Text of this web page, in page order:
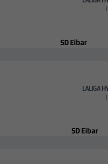
SD Eibar
LALIGA
SD Eibar